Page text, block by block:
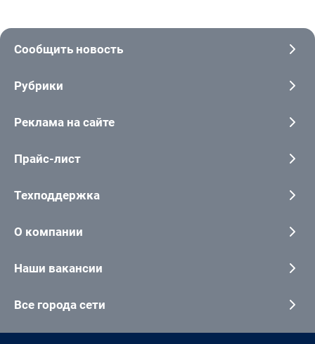
Сообщить новость
Рубрики
Реклама на сайте
Прайс-лист
Техподдержка
О компании
Наши вакансии
Все города сети